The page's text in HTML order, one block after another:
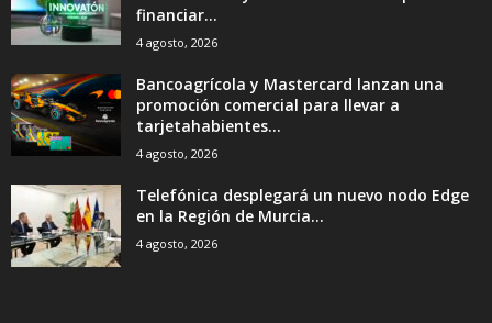
financiar...
4 agosto, 2026
Bancoagrícola y Mastercard lanzan una
promoción comercial para llevar a
tarjetahabientes...
4 agosto, 2026
Telefónica desplegará un nuevo nodo Edge
en la Región de Murcia...
4 agosto, 2026